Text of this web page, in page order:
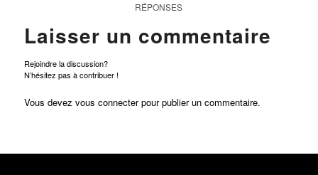
RÉPONSES
Laisser un commentaire
Rejoindre la discussion?
N’hésitez pas à contribuer !
Vous devez vous connecterpour publier un commentaire.